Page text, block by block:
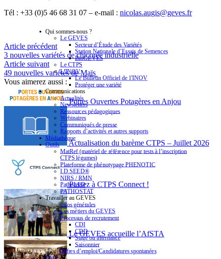
Tél : +33 (0)5 46 68 31 07 – e-mail : nicolas.augis@geves.fr
Article précédent
3 nouvelles variétés de chicorée industrielle
Article suivant
49 nouvelles variétés de Maïs
Vous aimerez aussi :
Portes Ouvertes Potagères en Anjou
Actualisation du barème CTPS – Juillet 2026
Passez à CTPS Connect !
Le GEVES accueille l’AfSTA
Qui sommes-nous ?
Le GEVES
Secteur d’Étude des Variétés
Station Nationale d’Essais de Semences
BioGEVES
Le CTPS
L’INOV
Le Bulletin Officiel de l’INOV
Protéger une variété
Communications
Actualités
Newsletters
Ressources pédagogiques
Webinaires
Communiqués de presse
Rapports d’activités et autres supports
Médiathèque
Outils
MatRef (matériel de référence pour tests à l’inscription
CTPS légumes)
Plateforme de phénotypage PHENOTIC
I.D.SEED®
NIRS / RMN
PathoLED
PATHOSTAT
Travailler au GEVES
Infos générales
Les métiers du GEVES
Processus de recrutement
CDI
CDD
Stage ou alternance
Saisonnier
Offres d’emploi/Candidatures spontanées